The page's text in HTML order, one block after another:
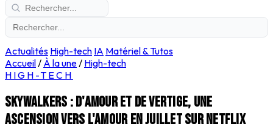
Actualités High-tech IA Matériel & Tutos
Accueil/ À la une/ High-tech
HIGH-TECH
Skywalkers : d'amour et de vertige, une
ascension vers l'amour en juillet sur Netflix